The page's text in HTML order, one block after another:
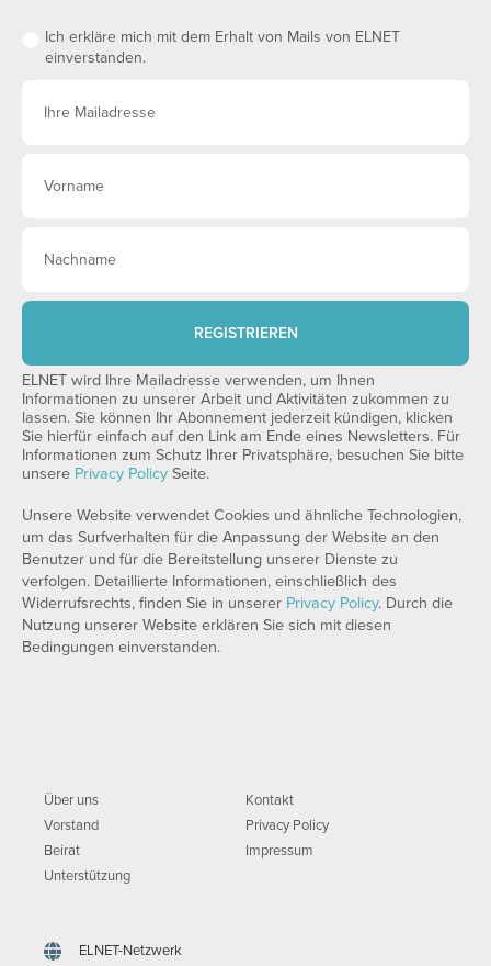
Ich erkläre mich mit dem Erhalt von Mails von ELNET
einverstanden.
REGISTRIEREN
ELNET wird Ihre Mailadresse verwenden, um Ihnen
Informationen zu unserer Arbeit und Aktivitäten zukommen zu
lassen. Sie können Ihr Abonnement jederzeit kündigen, klicken
Sie hierfür einfach auf den Link am Ende eines Newsletters. Für
Informationen zum Schutz Ihrer Privatsphäre, besuchen Sie bitte
unsere Privacy Policy Seite.
Unsere Website verwendet Cookies und ähnliche Technologien,
um das Surfverhalten für die Anpassung der Website an den
Benutzer und für die Bereitstellung unserer Dienste zu
verfolgen. Detaillierte Informationen, einschließlich des
Widerrufsrechts, finden Sie in unserer Privacy Policy. Durch die
Nutzung unserer Website erklären Sie sich mit diesen
Bedingungen einverstanden.
Über uns
Vorstand
Beirat
Unterstützung
Kontakt
Privacy Policy
Impressum
ELNET-Netzwerk